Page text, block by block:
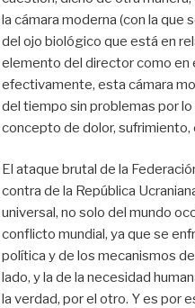
la cámara moderna (con la que
del ojo biológico que está en
elemento del director como en
efectivamente, esta cámara
del tiempo sin problemas por
concepto de dolor,
El ataque brutal de la
contra de la República
universal, no solo del mundo
conflicto mundial, ya que se
política y de los mecanismos
lado, y la de la necesidad
la verdad, por el otro. Y es por